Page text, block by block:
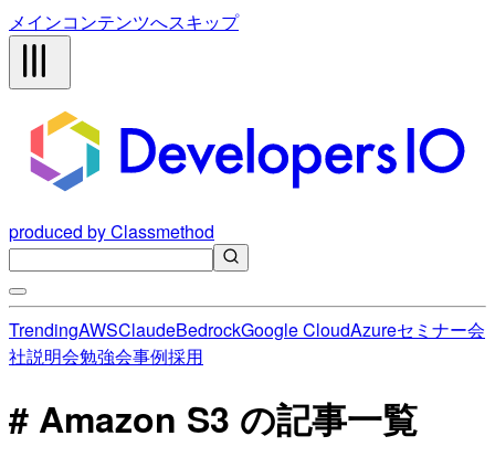
メインコンテンツへスキップ
produced by Classmethod
TrendingAWSClaudeBedrockGoogle CloudAzureセミナー会
社説明会勉強会事例採用
# Amazon S3 の記事一覧